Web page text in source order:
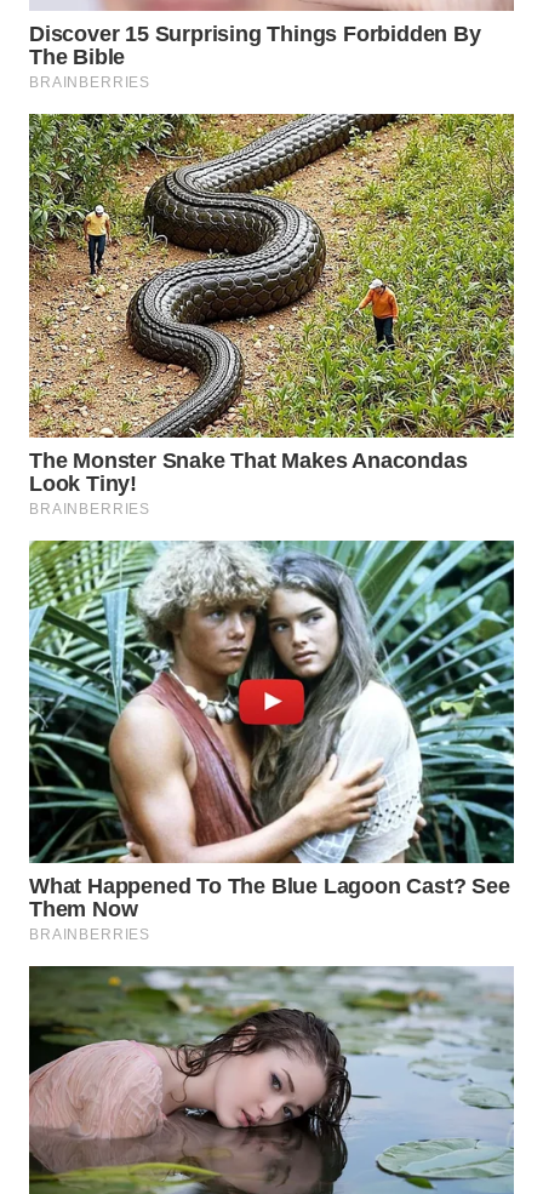
WN
NATUNA
WN
BINTAN
WN
MANDALIKA
WN
LIKUPANG
WN
LABUANBAJO
WN
BORNEO
Wahana
Media
Group
WAHANA
NEWS
WAHANA
TANI
WAHANA
ADVOKAT
WAHANA
INFRASTRUKTUR
WAHANA
KONSUMEN
WAHANA
LISTRIK